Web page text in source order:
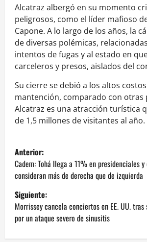
Alcatraz albergó en su momento
peligrosos, como el líder mafioso
Capone. A lo largo de los años, la
de diversas polémicas,
intentos de fugas y al estado en
carceleros y presos, aislados del
Su cierre se debió a los altos
mantención, comparado con otras
Alcatraz es una atracción turística
de 1,5 millones de visitantes al año.
N
a
v
e
g
Anterior:
Cadem: Tohá llega a 11% en presidenciales
consideran más de derecha que de izquierda
Siguiente:
Morrissey cancela conciertos en EE. UU.
por un ataque severo de sinusitis